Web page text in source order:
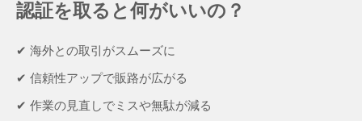
認証を取ると何がいいの？
✔ 海外との取引がスムーズに
✔ 信頼性アップで販路が広がる
✔ 作業の見直しでミスや無駄が減る